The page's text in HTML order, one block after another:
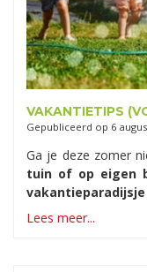
VAKANTIETIPS
Gepubliceerd op 6
Ga je deze zomer
tuin of op eigen
Lees meer...